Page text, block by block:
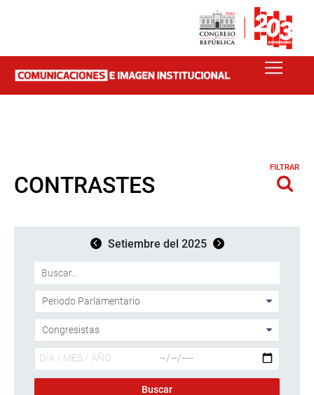
CONTRASTES
FILTRAR
Setiembre del 2025